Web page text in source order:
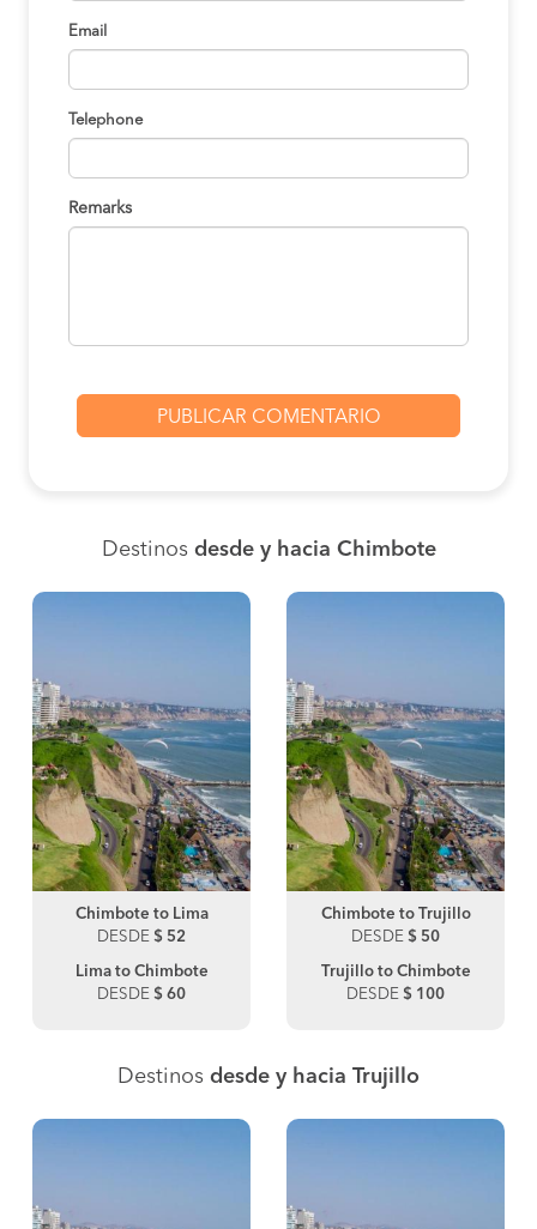
Email
Telephone
Remarks
Destinos desde y hacia Chimbote
Chimbote to Lima
DESDE $ 52
Lima to Chimbote
DESDE $ 60
Chimbote to Trujillo
DESDE $ 50
Trujillo to Chimbote
DESDE $ 100
Destinos desde y hacia Trujillo